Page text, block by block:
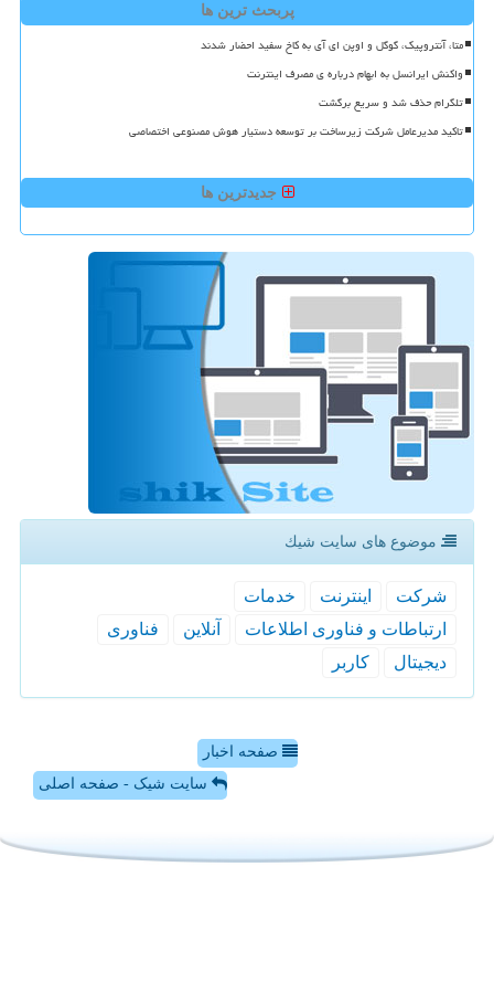
پربحث ترین ها
متا، آنتروپیک، گوگل و اوپن ای آی به کاخ سفید احضار شدند
واکنش ایرانسل به ابهام درباره ی مصرف اینترنت
تلگرام حذف شد و سریع برگشت
تاکید مدیرعامل شرکت زیرساخت بر توسعه دستیار هوش مصنوعی اختصاصی
جدیدترین ها
موضوع های سایت شیك
شركت اینترنت
خدمات
ارتباطات و فناوری اطلاعات
آنلاین
فناوری
دیجیتال
كاربر
صفحه اخبار
سایت شیک - صفحه اصلی